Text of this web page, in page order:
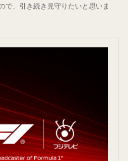
で、引き続き見守りたいと思いま